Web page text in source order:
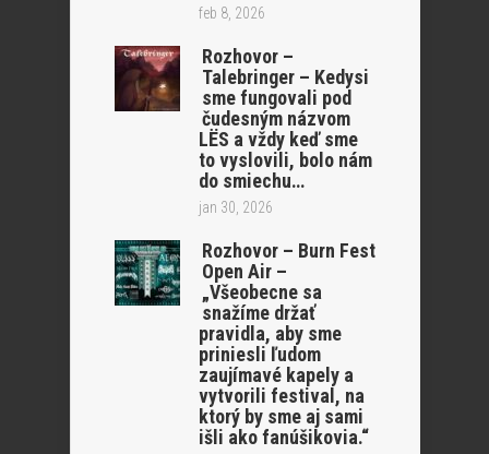
feb 8, 2026
Rozhovor –
Talebringer – Kedysi
sme fungovali pod
čudesným názvom
LËS a vždy keď sme
to vyslovili, bolo nám
do smiechu…
jan 30, 2026
Rozhovor – Burn Fest
Open Air –
„Všeobecne sa
snažíme držať
pravidla, aby sme
priniesli ľudom
zaujímavé kapely a
vytvorili festival, na
ktorý by sme aj sami
išli ako fanúšikovia.“